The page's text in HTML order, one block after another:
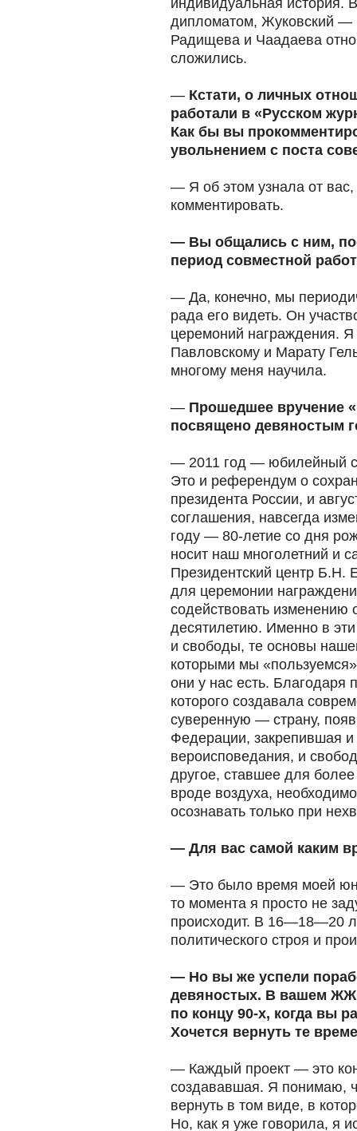
индивидуальная история.
дипломатом, Жуковский —
Радищева и Чаадаева
сложились.
— Кстати, о личных
работали в «Русском
Как бы вы
увольнением с поста
— Я об этом узнала от вас,
комментировать.
— Вы общались с ним,
период совместной
— Да, конечно, мы
рада его видеть. Он
церемоний награждения.
Павловскому и Марату
многому меня научила.
— Прошедшее вручение
посвящено девяностым
— 2011 год — юбилейный
Это и референдум о
президента России, и
соглашения, навсегда
году — 80-летие со дня
носит наш многолетний и
Президентский центр Б.Н.
для церемонии
содействовать изменению
десятилетию. Именно в
и свободы, те основы
которыми мы
они у нас есть. Благодаря
которого создавала
суверенную — страну,
Федерации, закрепившая
вероисповедания, и
другое, ставшее для
вроде воздуха,
осознавать только при
— Для вас самой каким
— Это было время моей
то момента я просто не
происходит. В 16—18—20
политического строя и
— Но вы же успели
девяностых. В вашем ЖЖ
по концу 90-х, когда вы
Хочется вернуть те
— Каждый проект — это
создававшая. Я понимаю,
вернуть в том виде, в
Но, как я уже говорила, я